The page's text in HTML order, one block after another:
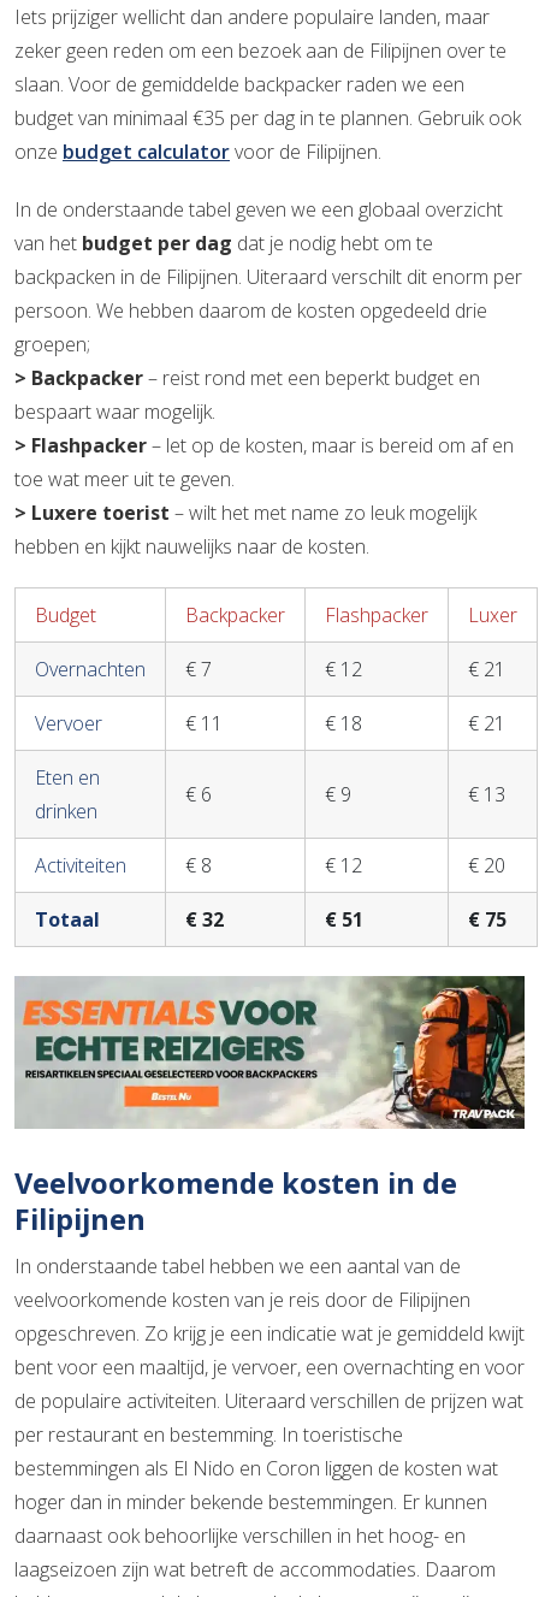
Iets prijziger wellicht dan andere populaire landen, maar
zeker geen reden om een bezoek aan de Filipijnen over te
slaan. Voor de gemiddelde backpacker raden we een
budget van minimaal €35 per dag in te plannen. Gebruik ook
onze budget calculatorvoor de Filipijnen.
In de onderstaande tabel geven we een globaal overzicht
van het budget per dag dat je nodig hebt om te
backpacken in de Filipijnen. Uiteraard verschilt dit enorm per
persoon. We hebben daarom de kosten opgedeeld drie
groepen;
> Backpacker– reist rond met een beperkt budget en
bespaart waar mogelijk.
> Flashpacker– let op de kosten, maar is bereid om af en
toe wat meer uit te geven.
> Luxere toerist – wilt het met name zo leuk mogelijk
hebben en kijkt nauwelijks naar de kosten.
Budget Backpacker Flashpacker Luxer
Overnachten € 7 € 12 € 21
Vervoer € 11 € 18 € 21
Eten en
drinken
€ 6 € 9 € 13
Activiteiten € 8 € 12 € 20
Totaal € 32 € 51 € 75
Veelvoorkomende kosten in de
Filipijnen
In onderstaande tabel hebben we een aantal van de
veelvoorkomende kosten van je reis door de Filipijnen
opgeschreven. Zo krijg je een indicatie wat je gemiddeld kwijt
bent voor een maaltijd, je vervoer, een overnachting en voor
de populaire activiteiten. Uiteraard verschillen de prijzen wat
per restaurant en bestemming. In toeristische
bestemmingen als El Nido en Coron liggen de kosten wat
hoger dan in minder bekende bestemmingen. Er kunnen
daarnaast ook behoorlijke verschillen in het hoog- en
laagseizoen zijn wat betreft de accommodaties. Daarom